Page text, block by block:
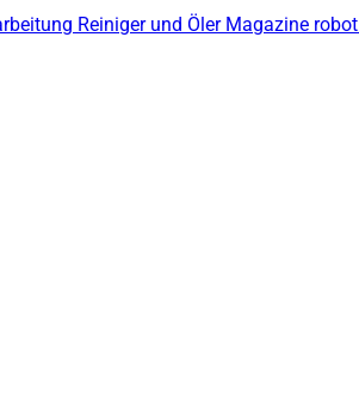
Reiniger und Öler Magazine robot